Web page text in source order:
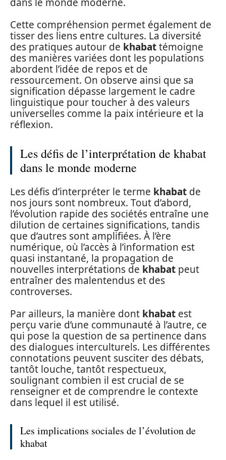
Cette compréhension permet également de
tisser des liens entre cultures. La diversité
des pratiques autour de khabattémoigne
des manières variées dont les populations
abordent l’idée de repos et de
ressourcement. On observe ainsi que sa
signification dépasse largement le cadre
linguistique pour toucher à des valeurs
universelles comme la paix intérieure et la
réflexion.
Les défis de l’interprétation de khabat
dans le monde moderne
Les défis d’interpréter le terme khabat de
nos jours sont nombreux. Tout d’abord,
l’évolution rapide des sociétés entraîne une
dilution de certaines significations, tandis
que d’autres sont amplifiées. À l’ère
numérique, où l’accès à l’information est
quasi instantané, la propagation de
nouvelles interprétations de khabat peut
entraîner des malentendus et des
controverses.
Par ailleurs, la manière dont khabat est
perçu varie d’une communauté à l’autre, ce
qui pose la question de sa pertinence dans
des dialogues interculturels. Les différentes
connotations peuvent susciter des débats,
tantôt louche, tantôt respectueux,
soulignant combien il est crucial de se
renseigner et de comprendre le contexte
dans lequel il est utilisé.
Les implications sociales de l’évolution de
khabat